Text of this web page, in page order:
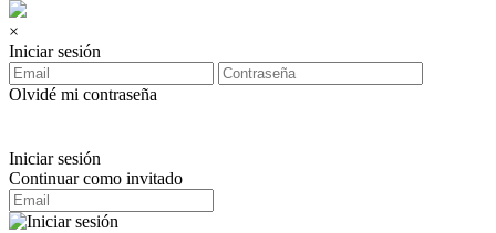
×
Iniciar sesión
Olvidé mi contraseña
Iniciar sesión
Continuar como invitado